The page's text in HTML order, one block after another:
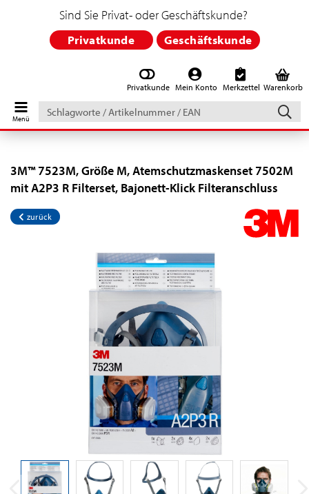
Privatkunde Mein Konto Merkzettel Warenkorb
Schlagworte
/
Artikelnummer
EAN
Sind Sie Privat- oder Geschäftskunde?
Privatkunde Geschäftskunde
3M™ 7523M, Größe M, Atemschutzmaskenset 7502M
mit A2P3 R Filterset, Bajonett-Klick Filteranschluss
zurück